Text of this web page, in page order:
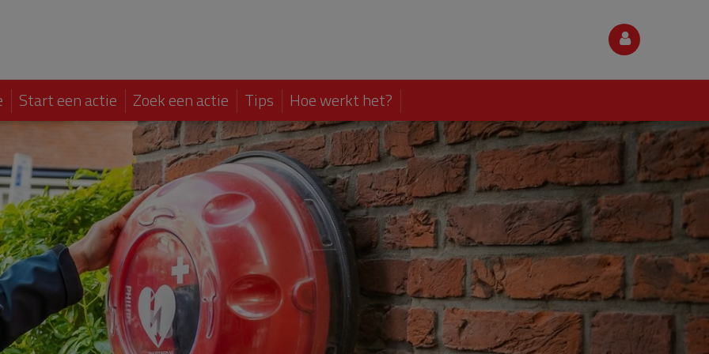
Start een actie Zoek een actie Tips Hoe werkt het?